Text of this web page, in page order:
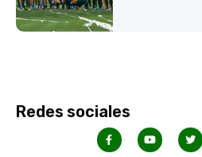
Redes sociales